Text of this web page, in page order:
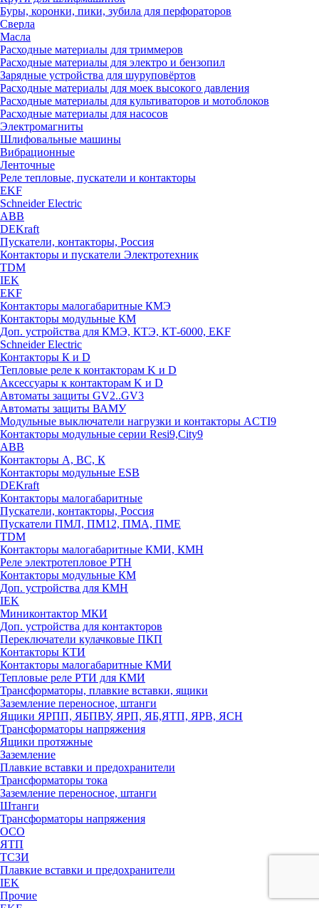
Буры, коронки, пики, зубила для перфораторов
Сверла
Масла
Расходные материалы для триммеров
Расходные материалы для электро и бензопил
Зарядные устройства для шуруповёртов
Расходные материалы для моек высокого давления
Расходные материалы для культиваторов и мотоблоков
Расходные материалы для насосов
Электромагниты
Шлифовальные машины
Вибрационные
Ленточные
Реле тепловые, пускатели и контакторы
EKF
Schneider Electric
ABB
DEKraft
Пускатели, контакторы, Россия
Контакторы и пускатели Электротехник
TDM
IEK
EKF
Контакторы малогабаритные КМЭ
Контакторы модульные КМ
Доп. устройства для КМЭ, КТЭ, КТ-6000, EKF
Schneider Electric
Контакторы К и D
Тепловые реле к контакторам K и D
Аксессуары к контакторам K и D
Автоматы защиты GV2..GV3
Автоматы защиты ВАМУ
Модульные выключатели нагрузки и контакторы ACTI9
Контакторы модульные серии Resi9,City9
ABB
Контакторы А, ВС, К
Контакторы модульные ESB
DEKraft
Контакторы малогабаритные
Пускатели, контакторы, Россия
Пускатели ПМЛ, ПМ12, ПМА, ПМЕ
TDM
Контакторы малогабаритные КМИ, КМН
Реле электротепловое РТН
Контакторы модульные КМ
Доп. устройства для КМН
IEK
Миниконтактор МКИ
Доп. устройства для контакторов
Переключатели кулачковые ПКП
Контакторы КТИ
Контакторы малогабаритные КМИ
Тепловые реле РTИ для КМИ
Трансформаторы, плавкие вставки, ящики
Заземление переносное, штанги
Ящики ЯРПП, ЯБПВУ, ЯРП, ЯБ,ЯТП, ЯРВ, ЯСН
Трансформаторы напряжения
Ящики протяжные
Заземление
Плавкие вставки и предохранители
Трансформаторы тока
Заземление переносное, штанги
Штанги
Трансформаторы напряжения
ОСО
ЯТП
ТСЗИ
Плавкие вставки и предохранители
IEK
Прочие